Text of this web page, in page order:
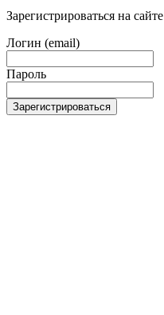
Зарегистрироваться на сайте
Логин (email)
Пароль
Зарегистрироваться